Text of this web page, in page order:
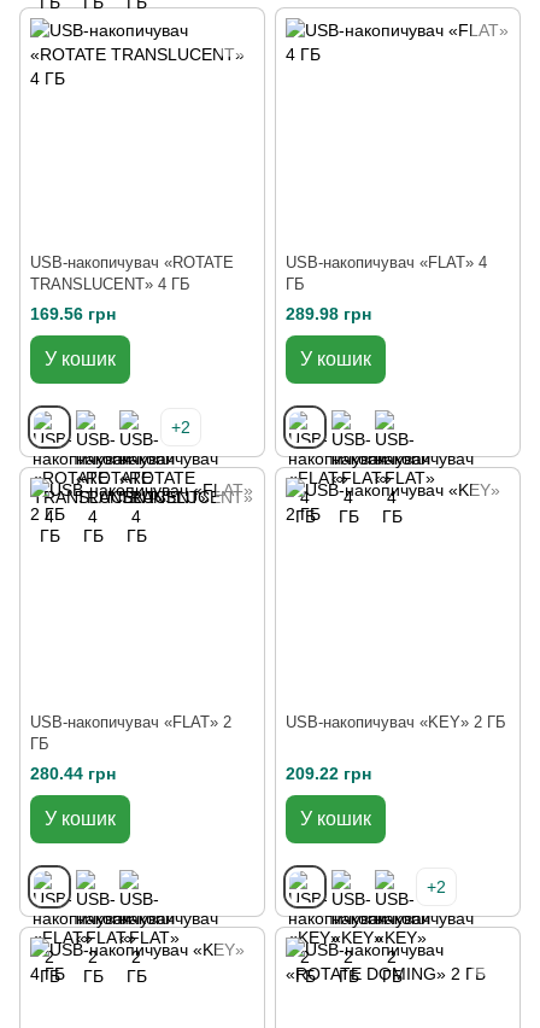
USB-накопичувач «ROTATE
TRANSLUCENT» 4 ГБ
169.56 грн
У кошик
+2
USB-накопичувач «FLAT» 4
ГБ
289.98 грн
У кошик
USB-накопичувач «FLAT» 2
ГБ
280.44 грн
У кошик
USB-накопичувач «KEY» 2 ГБ
209.22 грн
У кошик
+2